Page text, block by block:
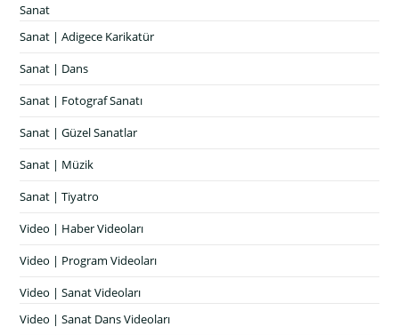
Sanat
Sanat | Adigece Karikatür
Sanat | Dans
Sanat | Fotograf Sanatı
Sanat | Güzel Sanatlar
Sanat | Müzik
Sanat | Tiyatro
Video | Haber Videoları
Video | Program Videoları
Video | Sanat Videoları
Video | Sanat Dans Videoları